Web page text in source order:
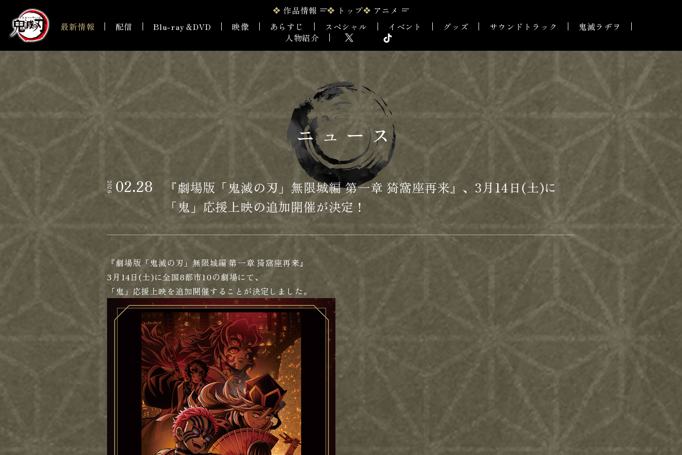
作品情報 トップ
アニメ
最新情報
配信 Blu-ray＆DVD 映像 あらすじ スペシャル イベント グッズ サウンドトラック
鬼滅ラヂヲ
人物紹介
ニュース
2026 02.28
『劇場版「鬼滅の刃」無限城編 第一章 猗窩座再来』、3月14日(土)に
「鬼」応援上映の追加開催が決定！
『劇場版「鬼滅の刃」無限城編 第一章 猗窩座再来』
3月14日(土)に全国8都市10の劇場にて、
「鬼」応援上映を追加開催することが決定しました。